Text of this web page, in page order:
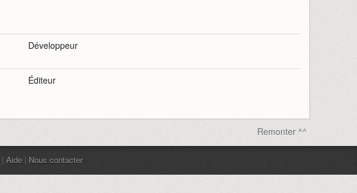
Développeur
Éditeur
Remonter ^^
| Aide | Nous contacter